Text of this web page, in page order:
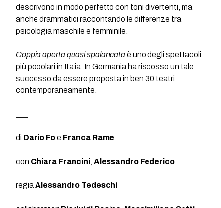
descrivono in modo perfetto con toni divertenti, ma
anche drammatici raccontando le differenze tra
psicologia maschile e femminile.
Coppia aperta quasi spalancataè uno degli spettacoli
più popolari in Italia. In Germania ha riscosso un tale
successo da essere proposta in ben 30 teatri
contemporaneamente.
di Dario Foe Franca Rame
con Chiara Francini Alessandro Federico
regiaAlessandro Tedeschi